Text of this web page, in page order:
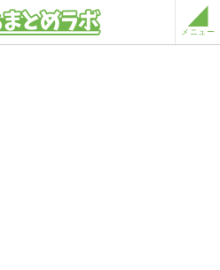
メニュー